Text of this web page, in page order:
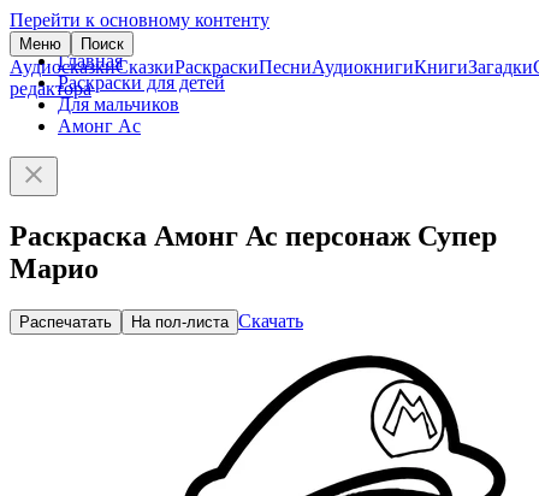
Перейти к основному контенту
Меню Поиск
АудиосказкиСказкиРаскраскиПесниАудиокнигиКнигиЗагадки
редактора
Главная
Раскраски для детей
Для мальчиков
Амонг Ас
Раскраска Амонг Ас персонаж Супер
Марио
Распечатать На пол-листа Скачать